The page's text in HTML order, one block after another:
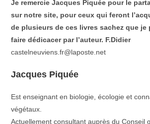
Je remercie Jacques Piquée pour le
sur notre site, pour ceux qui feront
de plusieurs de ces livres sachez que je
faire dédicacer par l’auteur. F.Didier
castelneuviens.fr@laposte.net
Jacques Piquée
Est enseignant en biologie, écologie et
végétaux.
Actuellement consultant auprès du Conseil